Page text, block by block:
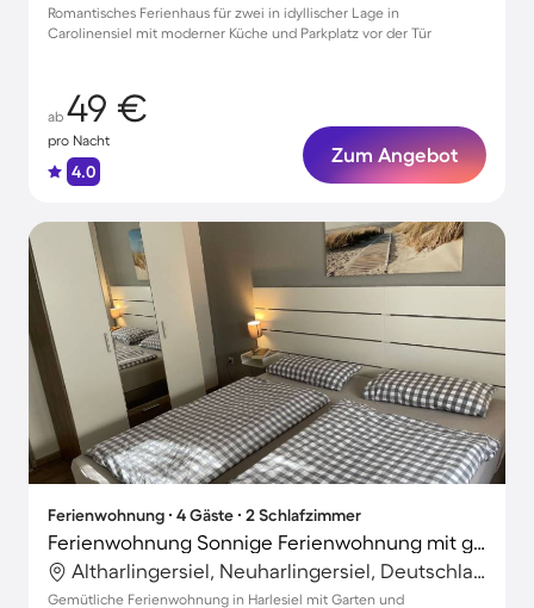
Romantisches Ferienhaus für zwei in idyllischer Lage in
Carolinensiel mit moderner Küche und Parkplatz vor der Tür
ab 49 €
pro Nacht
4.0
Zum Angebot
Ferienwohnung ∙ 4 Gäste ∙ 2 Schlafzimmer
Ferienwohnung Sonnige Ferienwohnung mit großem Garten
Altharlingersiel, Neuharlingersiel, Deutschland
Gemütliche Ferienwohnung in Harlesiel mit Garten und